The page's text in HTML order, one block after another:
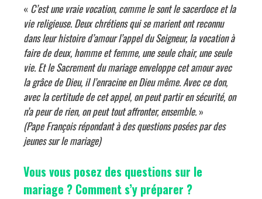
« C’est une vraie vocation, comme le sont le sacerdoce et la
vie religieuse. Deux chrétiens qui se marient ont reconnu
dans leur histoire d’amour l’appel du Seigneur, la vocation à
faire de deux, homme et femme, une seule chair, une seule
vie. Et le Sacrement du mariage enveloppe cet amour avec
la grâce de Dieu, il l’enracine en Dieu même. Avec ce don,
avec la certitude de cet appel, on peut partir en sécurité, on
n’a peur de rien, on peut tout affronter, ensemble. »
(Pape François répondant à des questions posées par des
jeunes sur le mariage)
Vous vous posez des questions sur le
mariage ? Comment s’y préparer ?